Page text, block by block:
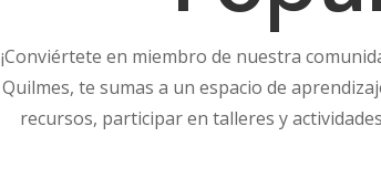
¡Conviértete en miembro de nuestra
Quilmes, te sumas a un espacio de
recursos, participar en talleres y